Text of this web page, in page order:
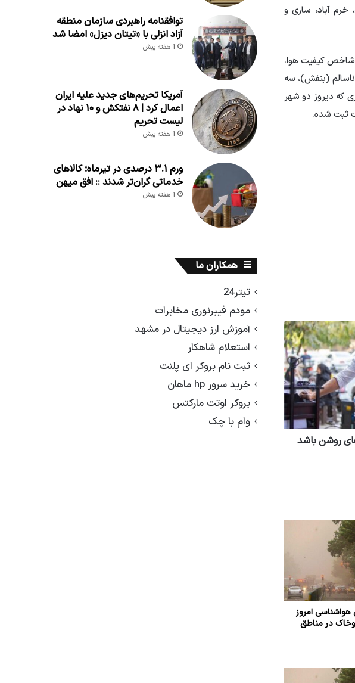
خرم آباد، ساری و
شاخص کیفیت هوا،
(بنفش)، سه
که دیروز دو شهر
روشن باشد
هواشناسی امروز
در مناطق
توافقنامه راهبردی سازمان منطقه
آزاد انزلی با «تیتان دیزل» امضا شد
1 هفته پیش
آمریکا تحریم‌های جدید علیه ایران
اعمال کرد | ۸ نفتکش و ۱۰ نهاد در
لیست تحریم
1 هفته پیش
ورم ۳.۱ درصدی در تیرماه؛ کالاهای
خدماتی گران‌تر شدند :: افق میهن
1 هفته پیش
همکاران ما
تیتر24
مودم فیبرنوری مخابرات
آموزش ارز دیجیتال در مشهد
استعلام شاهکار
ثبت نام بروکر ای پلنت
خرید سرور hp ماهان
بروکر اوتت مارکتس
وام با چک